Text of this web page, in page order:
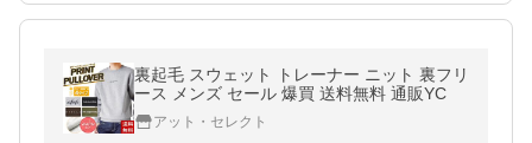
裏起毛 スウェット トレーナー ニット 裏フリ
ース メンズ セール 爆買 送料無料 通販YC
アット・セレクト